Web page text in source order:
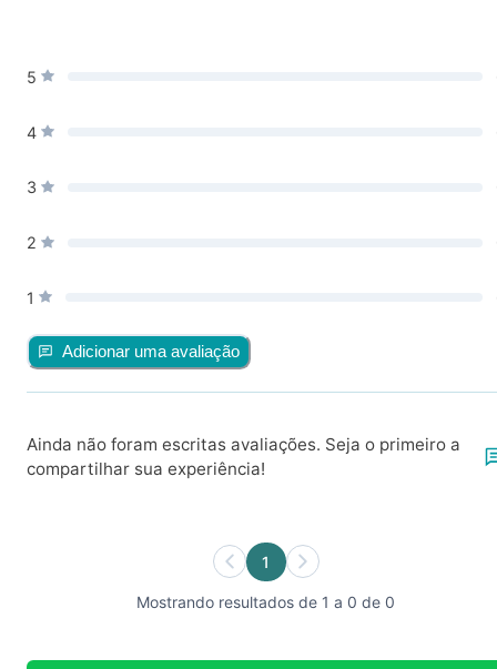
5
4
3
2
1
Adicionar uma avaliação
Ainda não foram escritas avaliações. Seja o primeiro a
compartilhar sua experiência!
1
Mostrando resultados de 1 a 0 de 0